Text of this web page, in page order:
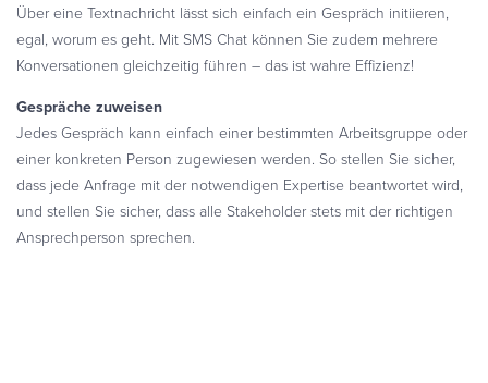
Über eine Textnachricht lässt sich einfach ein Gespräch initiieren,
egal, worum es geht. Mit SMS Chat können Sie zudem mehrere
Konversationen gleichzeitig führen – das ist wahre Effizienz!
Gespräche zuweisen
Jedes Gespräch kann einfach einer bestimmten Arbeitsgruppe oder
einer konkreten Person zugewiesen werden. So stellen Sie sicher,
dass jede Anfrage mit der notwendigen Expertise beantwortet wird,
und stellen Sie sicher, dass alle Stakeholder stets mit der richtigen
Ansprechperson sprechen.